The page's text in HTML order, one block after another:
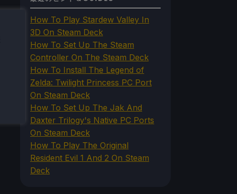
How To Play Stardew Valley In
3D On Steam Deck
How To Set Up The Steam
Controller On The Steam Deck
How To Install The Legend of
Zelda: Twilight Princess PC Port
On Steam Deck
How To Set Up The Jak And
Daxter Trilogy's Native PC Ports
On Steam Deck
How To Play The Original
Resident Evil 1 And 2 On Steam
Deck